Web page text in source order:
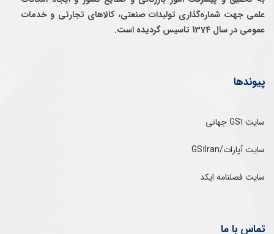
علمی جهت شماره‌گذاری توليدات صنعتی، كالاهای تجارتی و خدمات
عمومی در سال 1374 تاسيس گرديده است.
پیوندها
سایت GS1 جهانی
سایت آپارات/GS1Iran
سایت فصلنامه ایکد
تماس با ما